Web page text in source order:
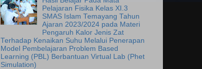
Pelajaran Fisika Kelas XI.3
SMAS Islam Temayang Tahun
Ajaran 2023/2024 pada Materi
Pengaruh Kalor Jenis Zat
Terhadap Kenaikan Suhu Melalui Penerapan
Model Pembelajaran Problem Based
Learning (PBL) Berbantuan Virtual Lab (Phet
Simulation)